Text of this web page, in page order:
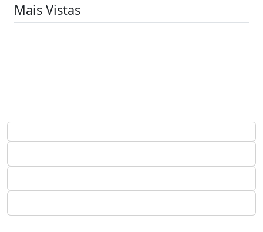
Mais Vistas